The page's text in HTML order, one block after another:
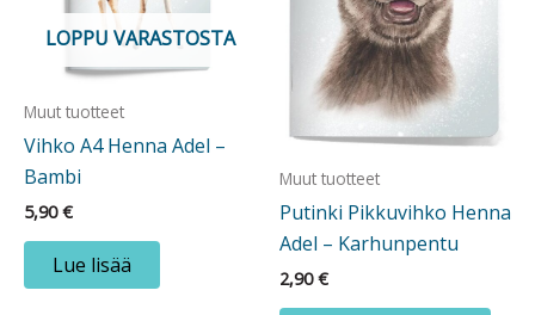
LOPPU VARASTOSTA
Muut tuotteet
Vihko A4 Henna Adel –
Bambi
5,90€
Lue lisää
Muut tuotteet
Putinki Pikkuvihko Henna
Adel – Karhunpentu
2,90€